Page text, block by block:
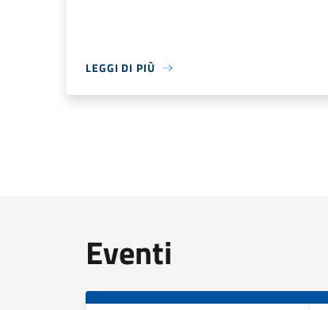
LEGGI DI PIÙ
Eventi